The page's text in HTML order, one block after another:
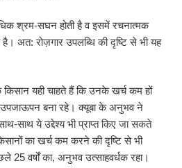
श्रम-सघन होती है व इसमें रचनात्मक
अत: रोज़गार उपलब्धि की दृष्टि से भी यह
यही चाहते हैं कि उनके खर्च कम हों
बना रहे। क्यूबा के अनुभव ने
साथ ये उद्देश्य भी प्राप्त किए जा सकते
का खर्च कम करने की दृष्टि से भी
25 वर्षों का, अनुभव उत्साहवर्धक रहा।